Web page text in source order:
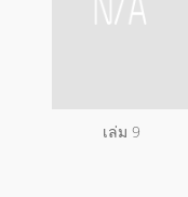
เล่ม 9